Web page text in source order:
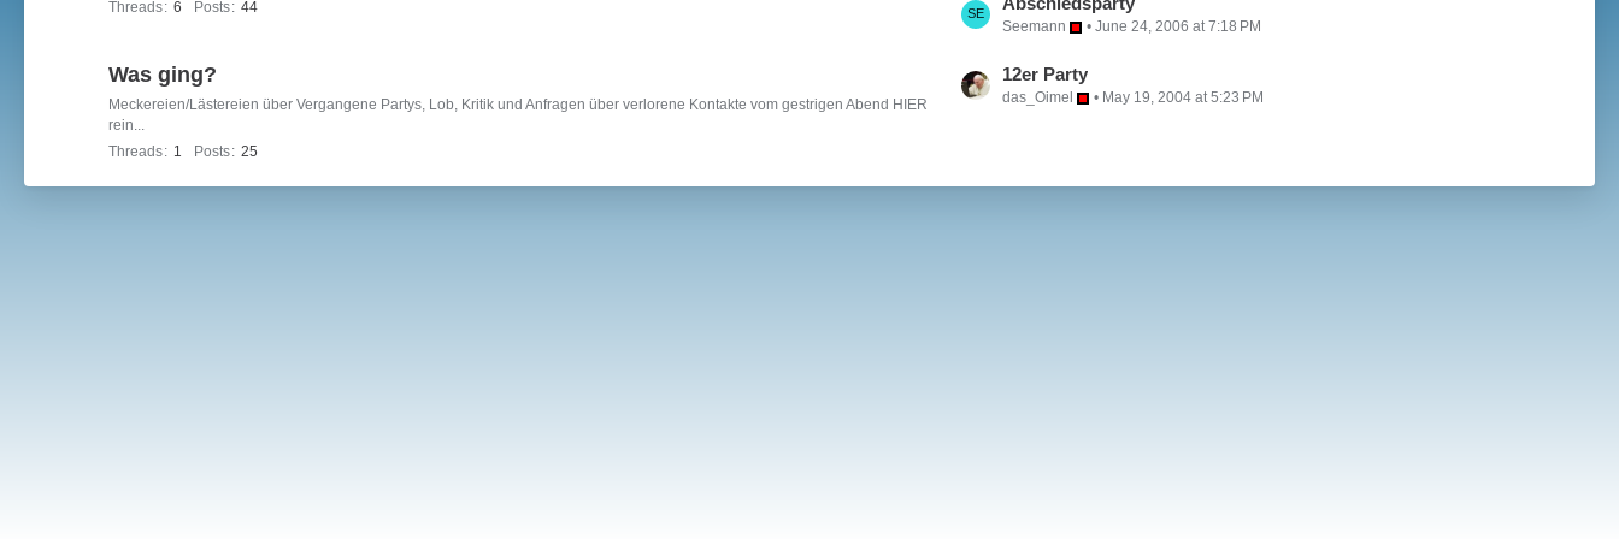
Threads
6 Posts 44
t
o
Seemann June 24, 2006 at 7:18 PM
Was ging?
Meckereien/Lästereien über Vergangene Partys, Lob, Kritik und Anfragen über verlorene Kontakte vom gestrigen Abend HIER
rein...
Threads
1 Posts 25
L
a
12er Party
das_Oimel May 19, 2004 at 5:23 PM